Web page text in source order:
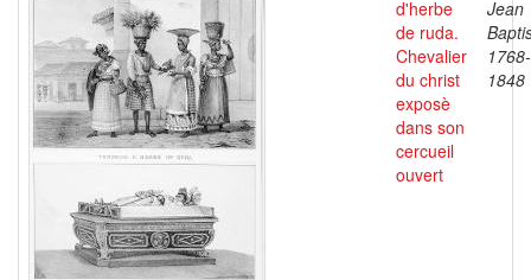
d'herbe
de ruda.
Chevalier
du christ
exposè
dans son
cercueil
ouvert
Jean
1768-
1848